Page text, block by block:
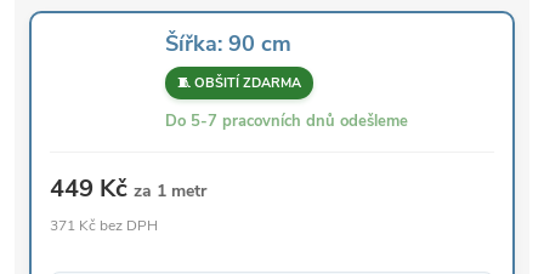
Šířka: 90 cm
🧵 OBŠITÍ ZDARMA
Do 5-7 pracovních dnů odešleme
449 Kč za 1 metr
371 Kč bez DPH